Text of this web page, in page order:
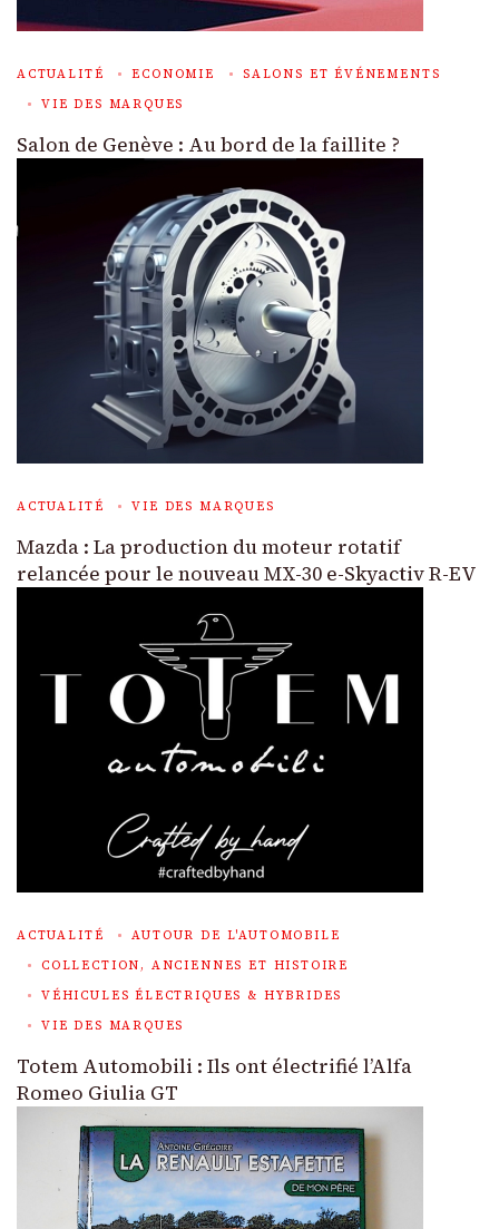
ACTUALITÉ ECONOMIE
SALONS ET ÉVÉNEMENTS
VIE DES MARQUES
Salon de Genève : Au bord de la faillite ?
ACTUALITÉ VIE DES MARQUES
Mazda : La production du moteur rotatif
relancée pour le nouveau MX-30 e-Skyactiv R-EV
ACTUALITÉ
AUTOUR DE L'AUTOMOBILE
COLLECTION, ANCIENNES ET HISTOIRE
VÉHICULES ÉLECTRIQUES & HYBRIDES
VIE DES MARQUES
Totem Automobili : Ils ont électrifié l’Alfa
Romeo Giulia GT